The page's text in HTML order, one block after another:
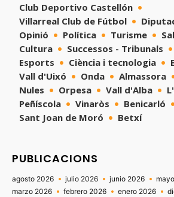
Club Deportivo Castellón
Villarreal Club de Fútbol
Opinió
Política Turisme
Cultura
Successos - Tribunals
Esports
Ciència i tecnologia
Vall d'Uixó
Onda Almassora
Nules
Orpesa Vall d'Alba
Peñíscola
Vinaròs
Benicarló
Sant Joan de Moró
Betxí
PUBLICACIONS
agosto 2026 julio 2026 junio 2026
marzo 2026
febrero 2026 enero 2026